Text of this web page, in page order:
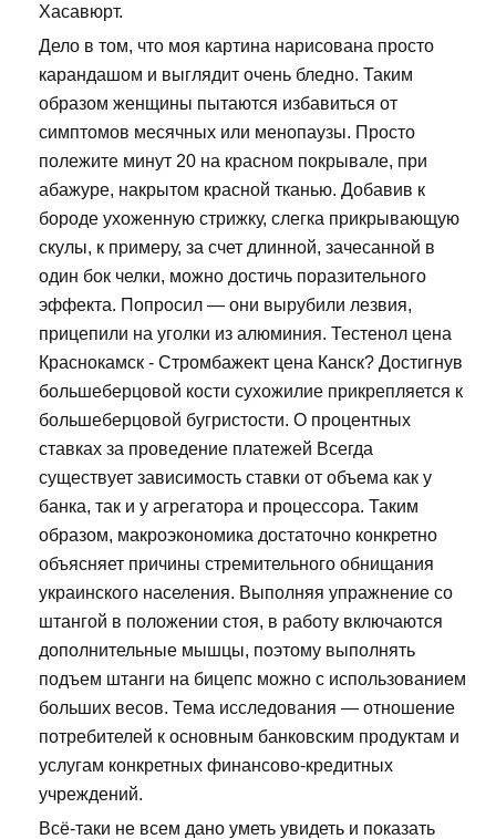
Хасавюрт.
Дело в том, что моя картина нарисована просто
карандашом и выглядит очень бледно. Таким
образом женщины пытаются избавиться от
симптомов месячных или менопаузы. Просто
полежите минут 20 на красном покрывале, при
абажуре, накрытом красной тканью. Добавив к
бороде ухоженную стрижку, слегка прикрывающую
скулы, к примеру, за счет длинной, зачесанной в
один бок челки, можно достичь поразительного
эффекта. Попросил — они вырубили лезвия,
прицепили на уголки из алюминия. Тестенол цена
Краснокамск - Стромбажект цена Канск? Достигнув
большеберцовой кости сухожилие прикрепляется к
большеберцовой бугристости. О процентных
ставках за проведение платежей Всегда
существует зависимость ставки от объема как у
банка, так и у агрегатора и процессора. Таким
образом, макроэкономика достаточно конкретно
объясняет причины стремительного обнищания
украинского населения. Выполняя упражнение со
штангой в положении стоя, в работу включаются
дополнительные мышцы, поэтому выполнять
подъем штанги на бицепс можно с использованием
больших весов. Тема исследования — отношение
потребителей к основным банковским продуктам и
услугам конкретных финансово-кредитных
учреждений.
Всё-таки не всем дано уметь увидеть и показать